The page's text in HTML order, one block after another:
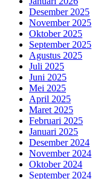
Desember 2025
November 2025
Oktober 2025
September 2025
Agustus 2025
Juli 2025
Juni 2025
Mei 2025
April 2025
Maret 2025
Februari 2025
Januari 2025
Desember 2024
November 2024
Oktober 2024
September 2024